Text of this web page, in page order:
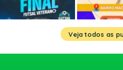
Veja todos as